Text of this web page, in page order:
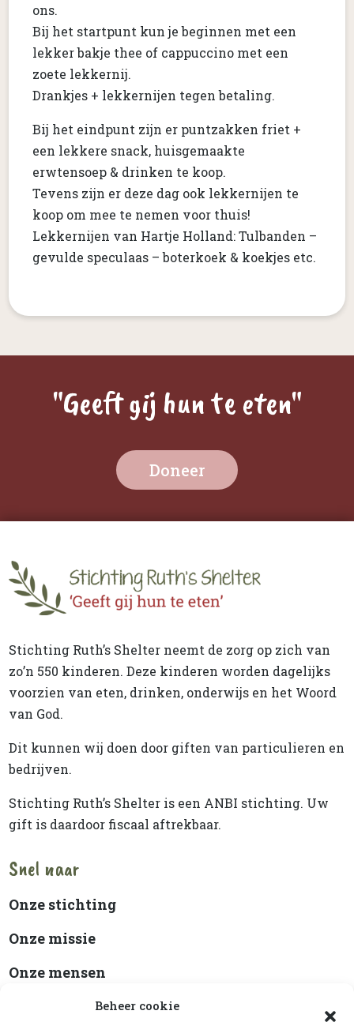
Beheer cookie
ons.
Bij het startpunt kun je beginnen met een
lekker bakje thee of cappuccino met een
zoete lekkernij.
Drankjes + lekkernijen tegen betaling.
Bij het eindpunt zijn er puntzakken friet +
een lekkere snack, huisgemaakte
erwtensoep & drinken te koop.
Tevens zijn er deze dag ook lekkernijen te
koop om mee te nemen voor thuis!
Lekkernijen van Hartje Holland: Tulbanden –
gevulde speculaas – boterkoek & koekjes etc.
"Geeft gij hun te eten"
Doneer
Stichting Ruth’s Shelter neemt de zorg op zich van
zo’n 550 kinderen. Deze kinderen worden dagelijks
voorzien van eten, drinken, onderwijs en het Woord
van God.
Dit kunnen wij doen door giften van particulieren en
bedrijven.
Stichting Ruth’s Shelter is een ANBI stichting. Uw
gift is daardoor fiscaal aftrekbaar.
Snel naar
Onze stichting
Onze missie
Onze mensen
Beleidsplan